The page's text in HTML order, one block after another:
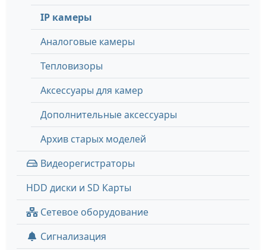
IP камеры
Аналоговые камеры
Тепловизоры
Аксессуары для камер
Дополнительные аксессуары
Архив старых моделей
Видеорегистраторы
HDD диски и SD Карты
Сетевое оборудование
Сигнализация